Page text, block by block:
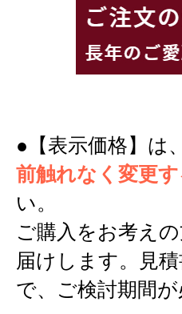
●【表示価格】は
前触れなく変更
い。
ご購入をお考え
届けします。見
で、ご検討期間